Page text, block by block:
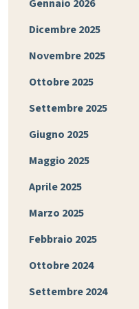
Gennaio 2026
Dicembre 2025
Novembre 2025
Ottobre 2025
Settembre 2025
Giugno 2025
Maggio 2025
Aprile 2025
Marzo 2025
Febbraio 2025
Ottobre 2024
Settembre 2024